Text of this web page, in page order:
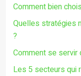
Comment bien
Quelles stratégies
?
Comment se servir
Les 5 secteurs qui